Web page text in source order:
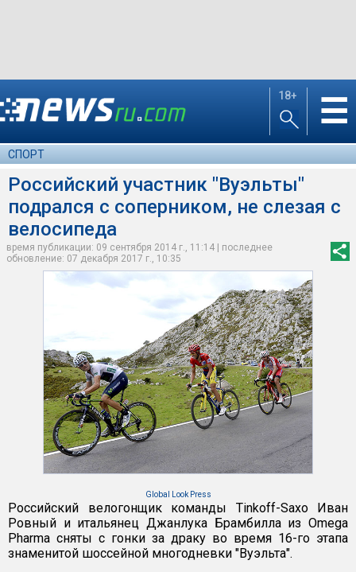
18+ ☰
СПОРТ
Российский участник "Вуэльты"
подрался с соперником, не слезая с
велосипеда
время публикации: 09 сентября 2014 г., 11:14 | последнее
обновление: 07 декабря 2017 г., 10:35
Global Look Press
Российский велогонщик команды Tinkoff-Saxo Иван
Ровный и итальянец Джанлука Брамбилла из Omega
Pharma сняты с гонки за драку во время 16-го этапа
знаменитой шоссейной многодневки "Вуэльта".